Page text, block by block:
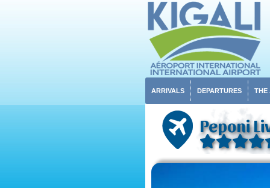
ARRIVALS DEPARTURES THE
Peponi